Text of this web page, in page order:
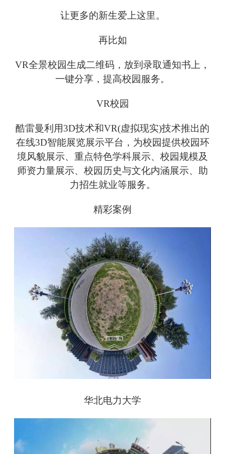
让更多的新生爱上这里。
再比如
VR全景校园生成二维码，放到录取通知书上，
一键分享，提高校园服务。
VR校园
酷雷曼利用3D技术和VR(虚拟现实)技术推出的
在线3D智能展览展示平台，为校园提供校园环
境风貌展示、重点特色学科展示、校园规模及
师资力量展示、校园历史与文化内涵展示、助
力招生就业等服务。
精彩案例
华北电力大学